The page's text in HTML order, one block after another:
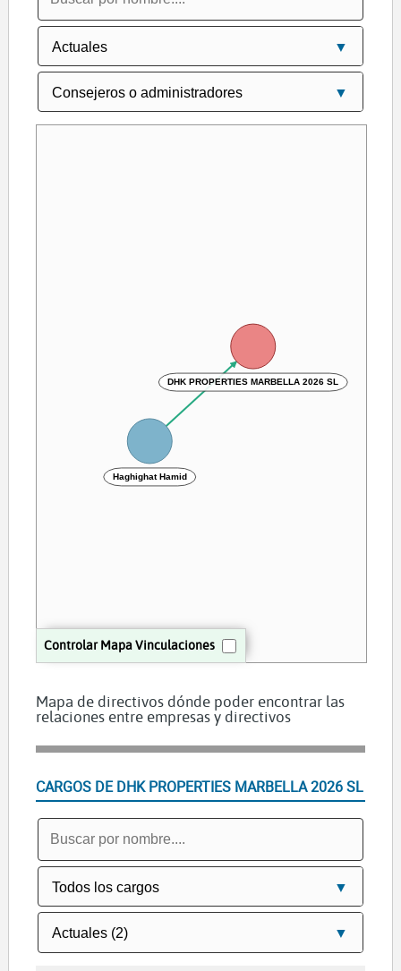
Controlar Mapa Vinculaciones
DHK PROPERTIES MARBELLA 2026 SL
Haghighat Hamid
Mapa de directivos dónde poder encontrar las
relaciones entre empresas y directivos
CARGOS DE DHK PROPERTIES MARBELLA 2026 SL